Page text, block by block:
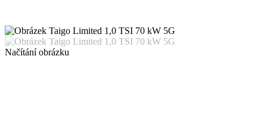
Načítání obrázku